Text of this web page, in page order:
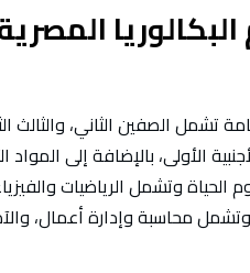
تشمل الصفين الثاني، والثالث
الأولى، بالإضافة إلى
وتشمل الرياضيات
محاسبة وإدارة أعمال،